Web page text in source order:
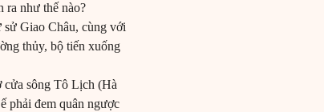
ra như thế nào?
Giao Châu, cùng với
thủy, bộ tiến xuống
sông Tô Lịch (Hà
phải đem quân ngược